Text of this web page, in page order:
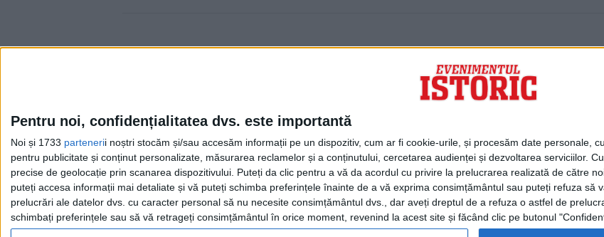
Pentru noi, confidențialitatea dvs. este importantă
Noi și 1733 partenerii noștri stocăm și/sau accesăm informații pe un dispozitiv, cum ar fi cookie-urile, și procesăm date personale,
pentru publicitate și conținut personalizate, măsurarea reclamelor și a conținutului, cercetarea audienței și dezvoltarea serviciilor.
precise de geolocație prin scanarea dispozitivului. Puteți da clic pentru a vă da acordul cu privire la prelucrarea realizată de către
puteți accesa informații mai detaliate și vă puteți schimba preferințele înainte de a vă exprima consimțământul sau puteți refuza să
prelucrări ale datelor dvs. cu caracter personal să nu necesite consimțământul dvs., dar aveți dreptul de a refuza o astfel de
schimbați preferințele sau să vă retrageți consimțământul în orice moment, revenind la acest site și făcând clic pe butonul
Cea mai mare revistă de istorie din Europa!.
Media KIT
Evenimentul Zilei
Doctorul Zilei
Infofinanciar
Infoactual
Editura de carte
EVZ Comunicate
Capital Comunicate
Animal Zoo
Capital Comunicate